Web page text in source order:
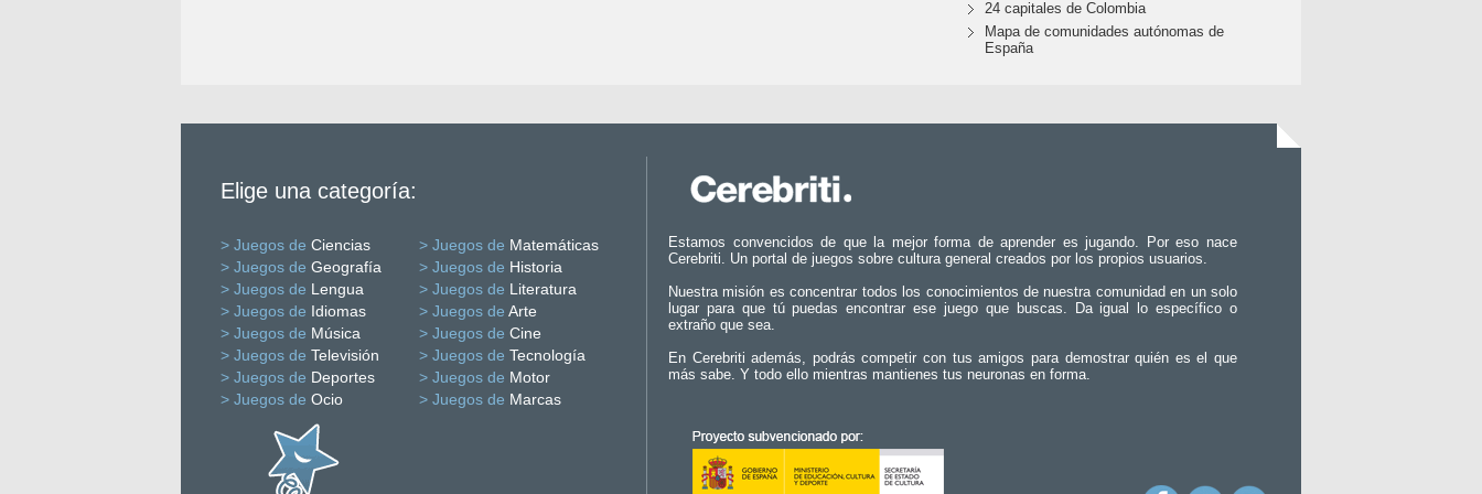
24 capitales de Colombia
Mapa de comunidades autónomas de
España
Elige una categoría:
> Juegos de Ciencias > Juegos de Matemáticas
> Juegos de Geografía > Juegos de Historia
> Juegos de Lengua > Juegos de Literatura
> Juegos de Idiomas > Juegos de Arte
> Juegos de Música > Juegos de Cine
> Juegos de Televisión > Juegos de Tecnología
> Juegos de Deportes > Juegos de Motor
> Juegos de Ocio > Juegos de Marcas
Estamos convencidos de que la mejor forma de aprender es jugando. Por eso nace
Cerebriti. Un portal de juegos sobre cultura general creados por los propios usuarios.
Nuestra misión es concentrar todos los conocimientos de nuestra comunidad en un solo
lugar para que tú puedas encontrar ese juego que buscas. Da igual lo específico o
extraño que sea.
En Cerebriti además, podrás competir con tus amigos para demostrar quién es el que
más sabe. Y todo ello mientras mantienes tus neuronas en forma.